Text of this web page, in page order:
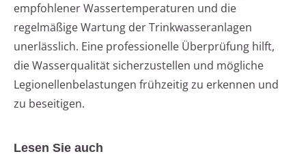
empfohlener Wassertemperaturen und die
regelmäßige Wartung der Trinkwasseranlagen
unerlässlich. Eine professionelle Überprüfung hilft,
die Wasserqualität sicherzustellen und mögliche
Legionellenbelastungen frühzeitig zu erkennen und
zu beseitigen.
Lesen Sie auch